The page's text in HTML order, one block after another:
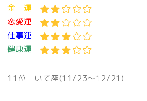
金 運
恋愛運
仕事運
健康運
11位 いて座(11/23〜12/21)